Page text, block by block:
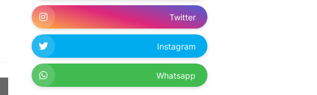
Twitter
Instagram
Whatsapp